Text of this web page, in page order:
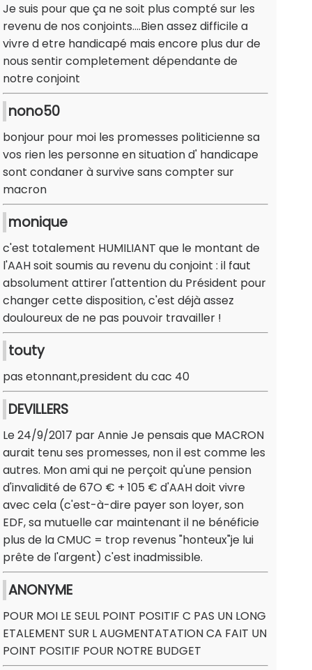
Je suis pour que ça ne soit plus compté sur les
revenu de nos conjoints....Bien assez difficile a
vivre d etre handicapé mais encore plus dur de
nous sentir completement dépendante de
notre conjoint
nono50
bonjour pour moi les promesses politicienne sa
vos rien les personne en situation d' handicape
sont condaner à survive sans compter sur
macron
monique
c'est totalement HUMILIANT que le montant de
l'AAH soit soumis au revenu du conjoint : il faut
absolument attirer l'attention du Président pour
changer cette disposition, c'est déjà assez
douloureux de ne pas pouvoir travailler !
touty
pas etonnant,president du cac 40
DEVILLERS
Le 24/9/2017 par Annie Je pensais que MACRON
aurait tenu ses promesses, non il est comme les
autres. Mon ami qui ne perçoit qu'une pension
d'invalidité de 67O € + 105 € d'AAH doit vivre
avec cela (c'est-à-dire payer son loyer, son
EDF, sa mutuelle car maintenant il ne bénéficie
plus de la CMUC = trop revenus "honteux"je lui
prête de l'argent) c'est inadmissible.
ANONYME
POUR MOI LE SEUL POINT POSITIF C PAS UN LONG
ETALEMENT SUR L AUGMENTATATION CA FAIT UN
POINT POSITIF POUR NOTRE BUDGET